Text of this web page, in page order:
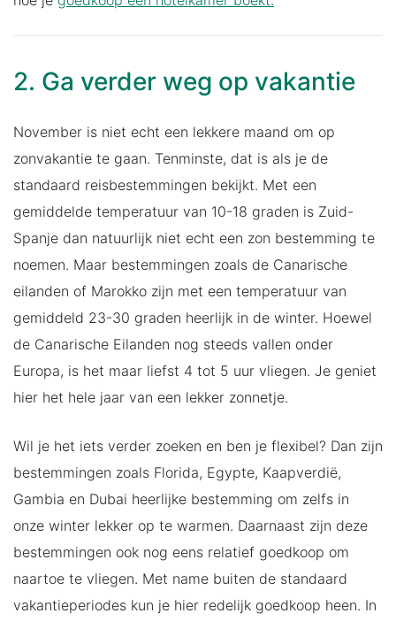
2. Ga verder weg op vakantie
November is niet echt een lekkere maand om op
zonvakantie te gaan. Tenminste, dat is als je de
standaard reisbestemmingen bekijkt. Met een
gemiddelde temperatuur van 10-18 graden is Zuid-
Spanje dan natuurlijk niet echt een zon bestemming te
noemen. Maar bestemmingen zoals de Canarische
eilanden of Marokko zijn met een temperatuur van
gemiddeld 23-30 graden heerlijk in de winter. Hoewel
de Canarische Eilanden nog steeds vallen onder
Europa, is het maar liefst 4 tot 5 uur vliegen. Je geniet
hier het hele jaar van een lekker zonnetje.
Wil je het iets verder zoeken en ben je flexibel? Dan zijn
bestemmingen zoals Florida, Egypte, Kaapverdië,
Gambia en Dubai heerlijke bestemming om zelfs in
onze winter lekker op te warmen. Daarnaast zijn deze
bestemmingen ook nog eens relatief goedkoop om
naartoe te vliegen. Met name buiten de standaard
vakantieperiodes kun je hier redelijk goedkoop heen. In